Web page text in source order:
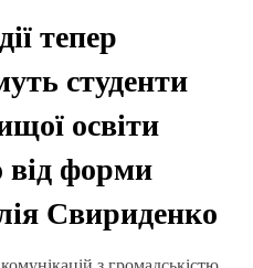
тепер
студенти
освіти
від форми
Свириденко